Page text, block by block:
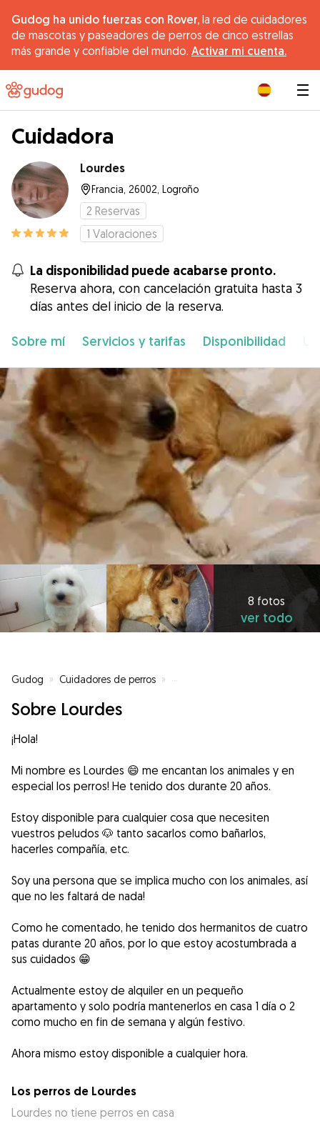
Gudog ha unido fuerzas con Rover, la red de cuidadores
de mascotas y paseadores de perros de cinco estrellas
más grande y confiable del mundo. Activar mi cuenta.
Cuidadora
Lourdes
Francia, 26002, Logroño
2 Reservas
1 Valoraciones
La disponibilidad puede acabarse pronto.
Reserva ahora, con cancelación gratuita hasta 3
días antes del inicio de la reserva.
Sobre mí Servicios y tarifas Disponibilidad
8 fotos
ver todo
Gudog » Cuidadores de perros » Cuidadores de perros en
Sobre Lourdes
¡Hola!
Mi nombre es Lourdes 😄 me encantan los animales y en
especial los perros! He tenido dos durante 20 años.
Estoy disponible para cualquier cosa que necesiten
vuestros peludos 🐶 tanto sacarlos como bañarlos,
hacerles compañía, etc.
Soy una persona que se implica mucho con los animales, así
que no les faltará de nada!
Como he comentado, he tenido dos hermanitos de cuatro
patas durante 20 años, por lo que estoy acostumbrada a
sus cuidados 😁
Actualmente estoy de alquiler en un pequeño
apartamento y solo podría mantenerlos en casa 1 día o 2
como mucho en fin de semana y algún festivo.
Ahora mismo estoy disponible a cualquier hora.
Los perros de Lourdes
Lourdes no tiene perros en casa